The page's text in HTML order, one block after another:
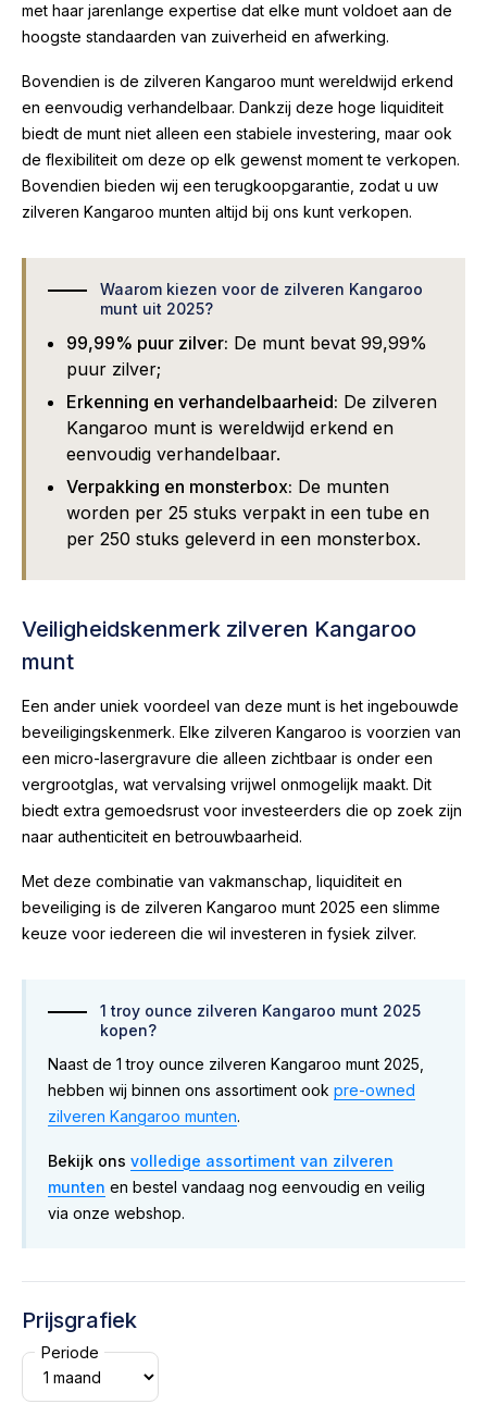
met haar jarenlange expertise dat elke munt voldoet aan de
hoogste standaarden van zuiverheid en afwerking.
Bovendien is de zilveren Kangaroo munt wereldwijd erkend
en eenvoudig verhandelbaar. Dankzij deze hoge liquiditeit
biedt de munt niet alleen een stabiele investering, maar ook
de flexibiliteit om deze op elk gewenst moment te verkopen.
Bovendien bieden wij een terugkoopgarantie, zodat u uw
zilveren Kangaroo munten altijd bij ons kunt verkopen.
Waarom kiezen voor de zilveren Kangaroo
munt uit 2025?
99,99% puur zilver: De munt bevat 99,99%
puur zilver;
Erkenning en verhandelbaarheid: De zilveren
Kangaroo munt is wereldwijd erkend en
eenvoudig verhandelbaar.
Verpakking en monsterbox: De munten
worden per 25 stuks verpakt in een tube en
per 250 stuks geleverd in een monsterbox.
Veiligheidskenmerk zilveren Kangaroo
munt
Een ander uniek voordeel van deze munt is het ingebouwde
beveiligingskenmerk. Elke zilveren Kangaroo is voorzien van
een micro-lasergravure die alleen zichtbaar is onder een
vergrootglas, wat vervalsing vrijwel onmogelijk maakt. Dit
biedt extra gemoedsrust voor investeerders die op zoek zijn
naar authenticiteit en betrouwbaarheid.
Met deze combinatie van vakmanschap, liquiditeit en
beveiliging is de zilveren Kangaroo munt 2025 een slimme
keuze voor iedereen die wil investeren in fysiek zilver.
1 troy ounce zilveren Kangaroo munt 2025
kopen?
Naast de 1 troy ounce zilveren Kangaroo munt 2025,
hebben wij binnen ons assortiment ook pre-owned
zilveren Kangaroo munten.
Bekijk ons volledige assortiment van zilveren
munten en bestel vandaag nog eenvoudig en veilig
via onze webshop.
Prijsgrafiek
Periode